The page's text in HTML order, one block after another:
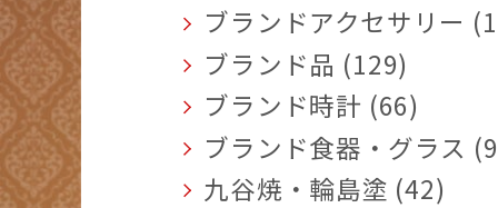
ブランドアクセサリー
ブランド品 (129)
ブランド時計 (66)
ブランド食器・グラス
九谷焼・輪島塗 (42)